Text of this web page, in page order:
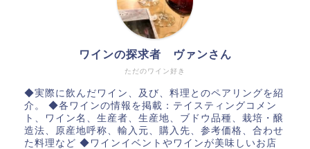
ただのワイン好き
ワインの探求者 ヴァンさん
◆実際に飲んだワイン、及び、料理とのペアリングを紹
介。 ◆各ワインの情報を掲載：テイスティングコメン
ト、ワイン名、生産者、生産地、ブドウ品種、栽培・醸
造法、原産地呼称、輸入元、購入先、参考価格、合わせ
た料理など ◆ワインイベントやワインが美味しいお店